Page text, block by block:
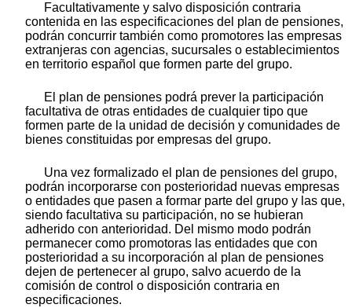
Facultativamente y salvo disposición contraria
contenida en las especificaciones del plan de pensiones,
podrán concurrir también como promotores las empresas
extranjeras con agencias, sucursales o establecimientos
en territorio español que formen parte del grupo.
El plan de pensiones podrá prever la participación
facultativa de otras entidades de cualquier tipo que
formen parte de la unidad de decisión y comunidades de
bienes constituidas por empresas del grupo.
Una vez formalizado el plan de pensiones del grupo,
podrán incorporarse con posterioridad nuevas empresas
o entidades que pasen a formar parte del grupo y las que,
siendo facultativa su participación, no se hubieran
adherido con anterioridad. Del mismo modo podrán
permanecer como promotoras las entidades que con
posterioridad a su incorporación al plan de pensiones
dejen de pertenecer al grupo, salvo acuerdo de la
comisión de control o disposición contraria en
especificaciones.